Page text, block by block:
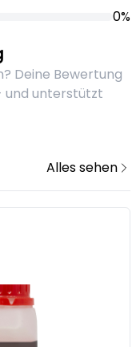
0%
Deine Bewertung
und unterstützt
Alles sehen